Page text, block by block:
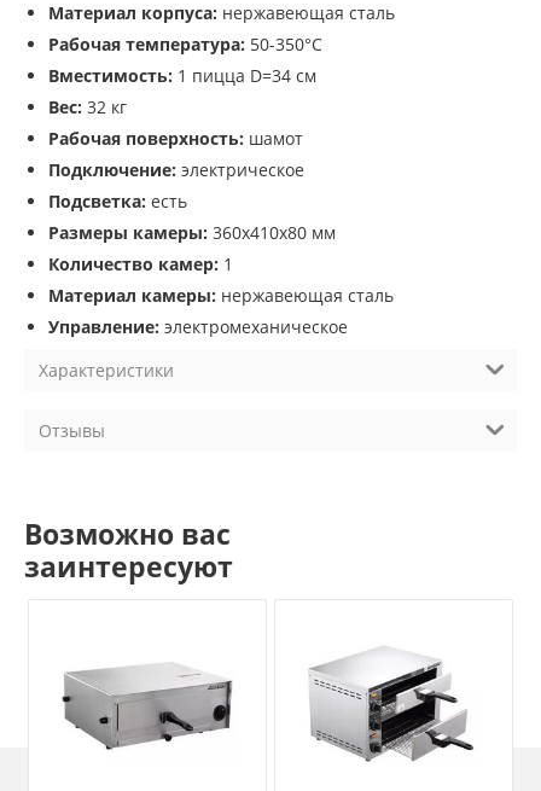
Материал корпуса: нержавеющая сталь
Рабочая температура: 50-350°C
Вместимость: 1 пицца D=34 см
Вес: 32 кг
Рабочая поверхность: шамот
Подключение: электрическое
Подсветка: есть
Размеры камеры: 360х410х80 мм
Количество камер: 1
Материал камеры: нержавеющая сталь
Управление: электромеханическое
Характеристики
Отзывы
Возможно вас
заинтересуют